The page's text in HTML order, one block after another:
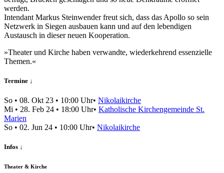
werden.
Intendant Markus Steinwender freut sich, dass das Apollo so sein
Netzwerk in Siegen ausbauen kann und auf den lebendigen
Austausch in dieser neuen Kooperation.
»Theater und Kirche haben verwandte, wiederkehrend essenzielle
Themen.«
Termine ↓
So • 08. Okt 23 • 10:00 Uhr• Nikolaikirche
Mi • 28. Feb 24 • 18:00 Uhr• Katholische Kirchengemeinde St.
Marien
So • 02. Jun 24 • 10:00 Uhr• Nikolaikirche
Infos ↓
Theater & Kirche